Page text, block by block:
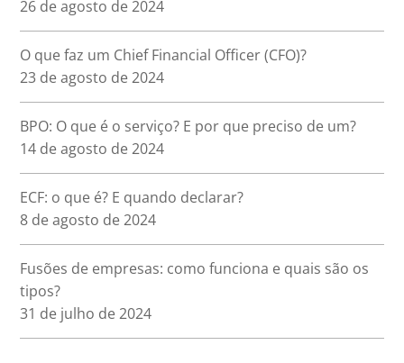
26 de agosto de 2024
O que faz um Chief Financial Officer (CFO)?
23 de agosto de 2024
BPO: O que é o serviço? E por que preciso de um?
14 de agosto de 2024
ECF: o que é? E quando declarar?
8 de agosto de 2024
Fusões de empresas: como funciona e quais são os
tipos?
31 de julho de 2024